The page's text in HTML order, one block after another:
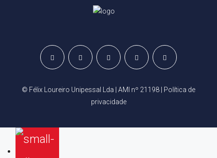
© Félix Loureiro Unipessal Lda | AMI nº 21198 | Política de
privacidade